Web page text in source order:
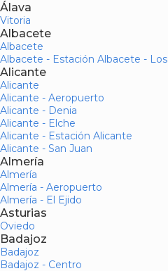
Álava
Vitoria
Albacete
Albacete
Albacete - Estación Albacete -
Alicante
Alicante
Alicante - Aeropuerto
Alicante - Denia
Alicante - Elche
Alicante - Estación Alicante
Alicante - San Juan
Almería
Almería
Almería - Aeropuerto
Almería - El Ejido
Asturias
Oviedo
Badajoz
Badajoz
Badajoz - Centro